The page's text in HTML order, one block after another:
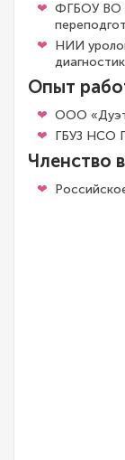
ФГБОУ ВО
НИИ
Опыт
ООО «Дуэт
ГБУЗ НСО
Членство